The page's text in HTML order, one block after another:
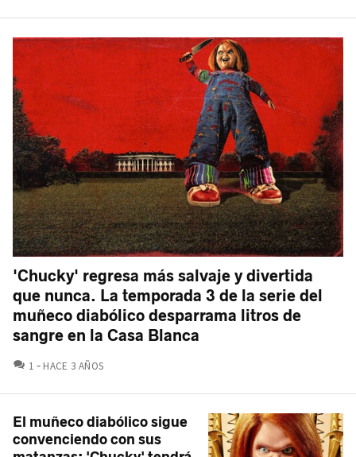
'Chucky' regresa más salvaje y divertida
que nunca. La temporada 3 de la serie del
muñeco diabólico desparrama litros de
sangre en la Casa Blanca
1 COMENTARIOS
HACE 3 AÑOS
El muñeco diabólico sigue
convenciendo con sus